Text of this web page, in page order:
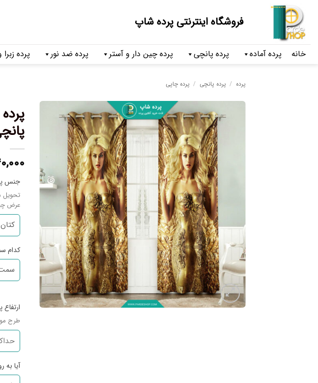
فروشگاه اینترنتی پرده شاپ
خانه پرده آماده پرده پانچی پرده چین دار و آستر پرده ضد نور پرده
پرده / پرده پانچی / پرده چاپی
جنس
تحویل محصول پرده ۱۰ تا ۱۲
عرض چین پرده
کدام
طرح
آیا به